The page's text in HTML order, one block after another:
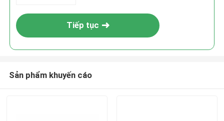
Tiếp tục
Sản phẩm khuyến cáo